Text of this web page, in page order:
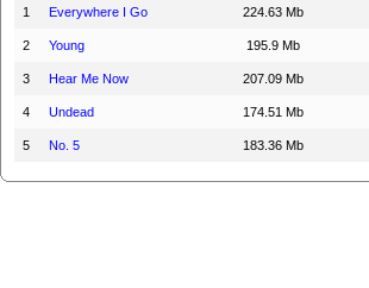
1 Everywhere I Go 224.63 Mb
2 Young 195.9 Mb
3 Hear Me Now 207.09 Mb
4 Undead 174.51 Mb
5 No. 5 183.36 Mb